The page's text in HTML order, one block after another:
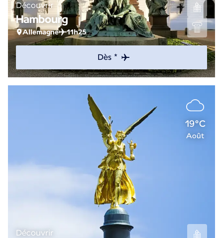
Découvrir
Hambourg
Allemagne 11h25
Dès *
19°C
Août
Découvrir